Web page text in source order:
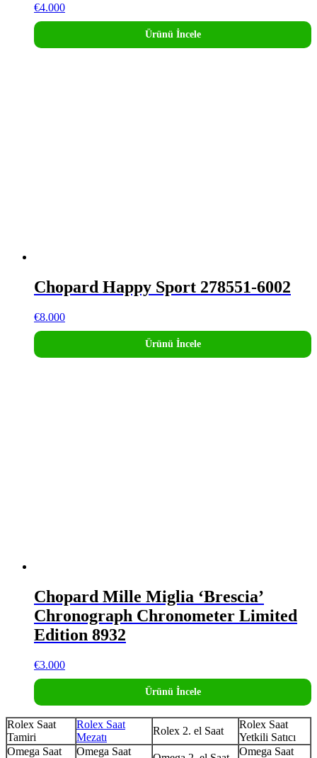
€4.000
Ürünü İncele
Chopard Happy Sport 278551-6002
€8.000
Ürünü İncele
Chopard Mille Miglia ‘Brescia’
Chronograph Chronometer Limited
Edition 8932
€3.000
Ürünü İncele
Rolex Saat
Tamiri
Rolex Saat
Mezatı
Rolex 2. el Saat
Rolex Saat
Yetkili Satıcı
Omega Saat
Omega Saat
Omega Saat